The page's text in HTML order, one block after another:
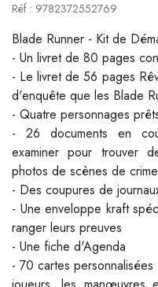
Réf : 9782372552769
Blade Runner - Kit de
- Un livret de 80 pages
- Le livret de 56 pages
d'enquête que les Blade
- Quatre personnages
- 26 documents en
examiner pour trouver
photos de scènes de
- Des coupures de
- Une enveloppe kraft
ranger leurs preuves
- Une fiche d'Agenda
- 70 cartes